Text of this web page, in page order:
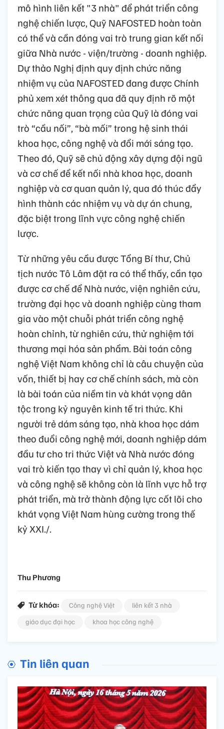
mô hình liên kết "3 nhà" để phát triển công
nghệ chiến lược, Quỹ NAFOSTED hoàn toàn
có thể và cần đóng vai trò trung gian kết nối
giữa Nhà nước - viện/trường - doanh nghiệp.
Dự thảo Nghị định quy định chức năng
nhiệm vụ của NAFOSTED đang được Chính
phủ xem xét thông qua đã quy định rõ một
chức năng quan trọng của Quỹ là đóng vai
trò “cầu nối”, “bà mối” trong hệ sinh thái
khoa học, công nghệ và đổi mới sáng tạo.
Theo đó, Quỹ sẽ chủ động xây dựng đội ngũ
và cơ chế để kết nối nhà khoa học, doanh
nghiệp và cơ quan quản lý, qua đó thúc đẩy
hình thành các nhiệm vụ và dự án chung,
đặc biệt trong lĩnh vực công nghệ chiến
lược.
Từ những yêu cầu được Tổng Bí thư, Chủ
tịch nước Tô Lâm đặt ra có thể thấy, cần tạo
được cơ chế để Nhà nước, viện nghiên cứu,
trường đại học và doanh nghiệp cùng tham
gia vào một chuỗi phát triển công nghệ
hoàn chỉnh, từ nghiên cứu, thử nghiệm tới
thương mại hóa sản phẩm. Bài toán công
nghệ Việt Nam không chỉ là câu chuyện của
vốn, thiết bị hay cơ chế chính sách, mà còn
là bài toán của niềm tin và khát vọng dân
tộc trong kỷ nguyên kinh tế tri thức. Khi
người trẻ dám sáng tạo, nhà khoa học dám
theo đuổi công nghệ mới, doanh nghiệp dám
đầu tư cho tri thức Việt và Nhà nước đóng
vai trò kiến tạo thay vì chỉ quản lý, khoa học
và công nghệ sẽ không còn là lĩnh vực hỗ trợ
phát triển, mà trở thành động lực cốt lõi cho
khát vọng Việt Nam hùng cường trong thế
kỷ XXI./.
Thu Phương
Từ khóa: Công nghệ Việt
liên kết 3 nhà
giáo dục đại học
khoa học công nghệ
Tin liên quan